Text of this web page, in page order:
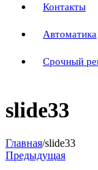
Контакты
Автоматика
Срочный
slide33
Главная/slide33
Предыдущая